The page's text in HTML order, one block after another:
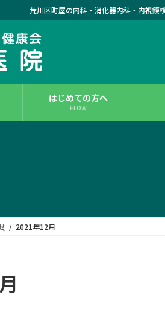
荒川区町屋の内科・消化器内科・内視鏡
はじめての方へ
FLOW
2021年12月